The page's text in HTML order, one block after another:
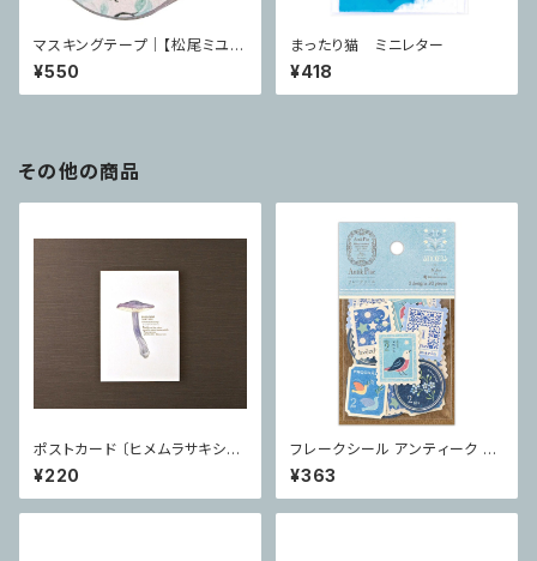
マスキングテープ｜【松尾ミユ
キ】 cat 25mm Minette
¥550
まったり猫 ミニレター
¥418
その他の商品
ポストカード 〔ヒメムラサキシメ
ジ〕
¥220
フレークシール アンティーク チ
ェル
¥363